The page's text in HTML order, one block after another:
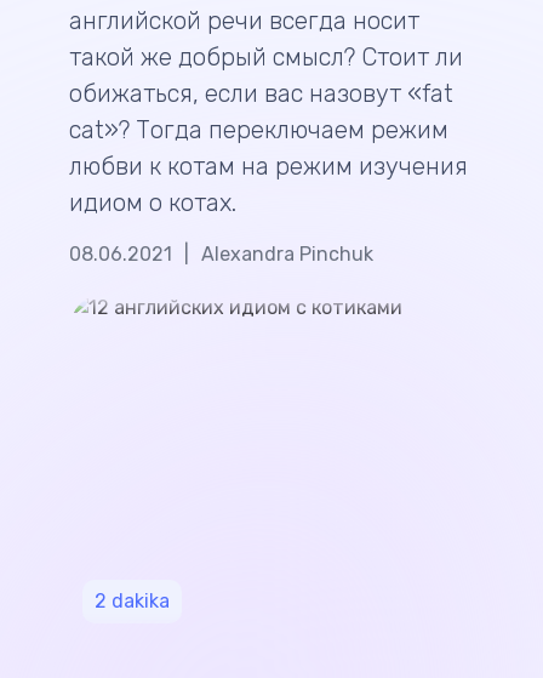
английской речи всегда носит
такой же добрый смысл? Стоит ли
обижаться, если вас назовут «fat
cat»? Тогда переключаем режим
любви к котам на режим изучения
идиом о котах.
08.06.2021 Alexandra Pinchuk
2 dakika